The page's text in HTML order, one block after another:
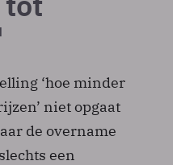
‘hoe minder
niet opgaat
de overname
een